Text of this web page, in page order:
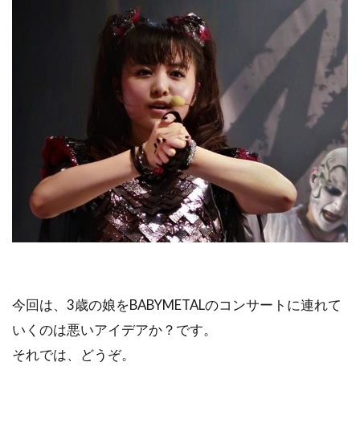
今回は、3歳の娘をBABYMETALのコンサートに連れて
いくのは悪いアイデアか？です。
それでは、どうぞ。